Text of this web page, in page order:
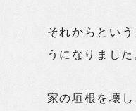
それからとい
うになりました
家の垣根を壊